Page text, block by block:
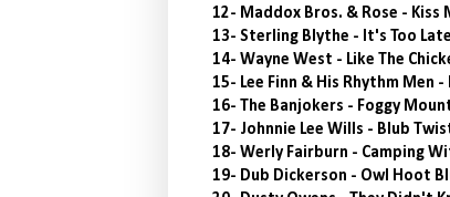
12- Maddox Bros. & Rose - Kiss
13- Sterling Blythe - It's Too
14- Wayne West - Like The
15- Lee Finn & His Rhythm Men
16- The Banjokers - Foggy
17- Johnnie Lee Wills - Blub
18- Werly Fairburn - Camping
19- Dub Dickerson - Owl Hoot